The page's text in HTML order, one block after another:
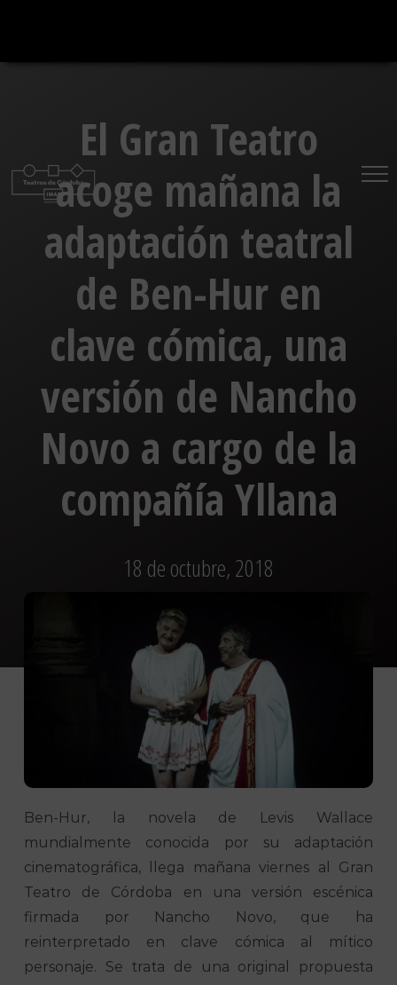
contenido
El Gran Teatro
acoge mañana la
adaptación teatral
de Ben-Hur en
clave cómica, una
versión de Nancho
Novo a cargo de la
compañía Yllana
18 de octubre, 2018
Ben-Hur, la novela de Levis Wallace
mundialmente conocida por su adaptación
cinematográfica, llega mañana viernes al Gran
Teatro de Córdoba en una versión escénica
firmada por Nancho Novo, que ha
reinterpretado en clave cómica al mítico
personaje. Se trata de una original propuesta